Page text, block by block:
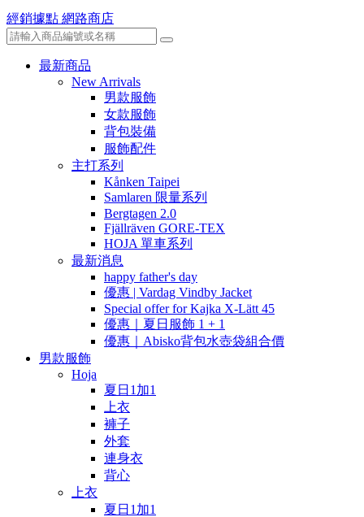
經銷據點 網路商店
最新商品
New Arrivals
男款服飾
女款服飾
背包裝備
服飾配件
主打系列
Kånken Taipei
Samlaren 限量系列
Bergtagen 2.0
Fjällräven GORE-TEX
HOJA 單車系列
最新消息
happy father's day
優惠 | Vardag Vindby Jacket
Special offer for Kajka X-Lätt 45
優惠｜夏日服飾 1 + 1
優惠｜Abisko背包水壺袋組合價
男款服飾
Hoja
夏日1加1
上衣
褲子
外套
連身衣
背心
上衣
夏日1加1